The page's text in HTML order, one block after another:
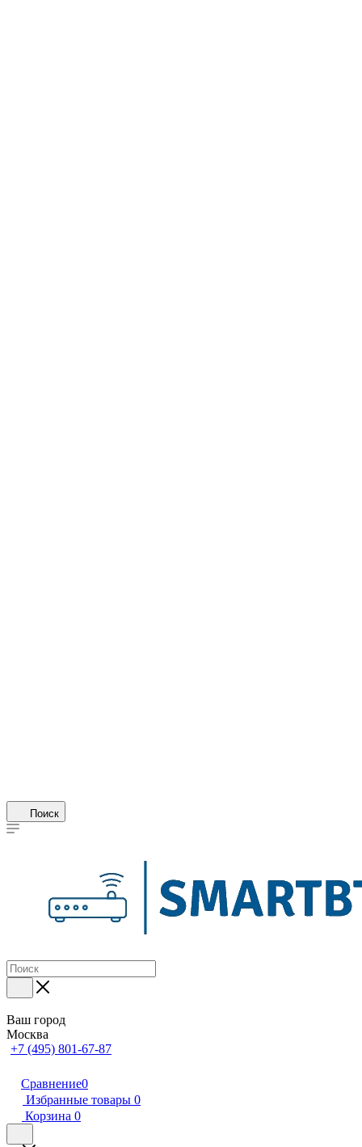
Поиск
Ваш город
Москва
+7 (495) 801-67-87
Сравнение0
Избранные товары 0
Корзина 0